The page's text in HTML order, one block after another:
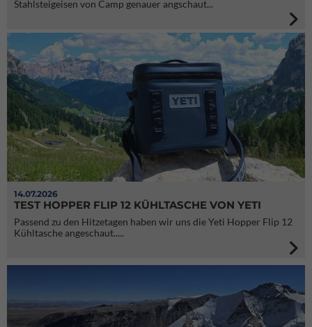
Stahlsteigeisen von Camp genauer angschaut...
14.07.2026
TEST HOPPER FLIP 12 KÜHLTASCHE VON YETI
Passend zu den Hitzetagen haben wir uns die Yeti Hopper Flip 12
Kühltasche angeschaut.....